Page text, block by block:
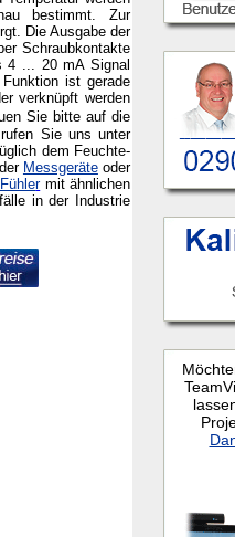
bestimmt. Zur
Die Ausgabe der
Schraubkontakte
4 ... 20 mA Signal
ist gerade
verknüpft werden
Sie bitte auf die
Sie uns unter
dem Feuchte-
Messgeräteoder
rmit ähnlichen
in der Industrie